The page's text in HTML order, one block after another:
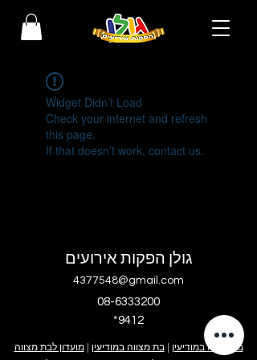
Widget Didn’t Load
Check your internet and refresh
this page.
If that doesn’t work, contact us.
גולן הפקות אירועים
4377548@gmail.com
08-6333200
בר מצווה במודיעין |בת מצווה במודיעין |מועדון לבת מצווה
*9412